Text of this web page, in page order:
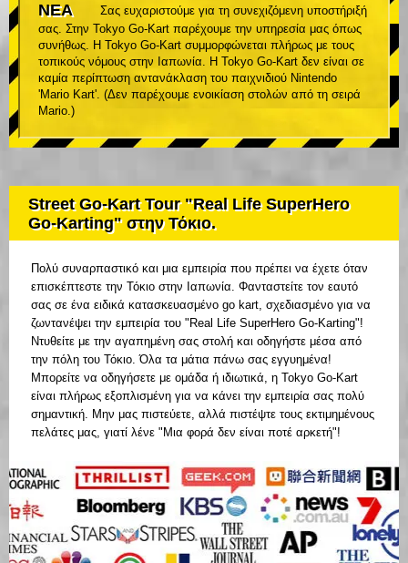
ΝΕΑ
Σας ευχαριστούμε για τη συνεχιζόμενη υποστήριξή
σας. Στην Tokyo Go-Kart παρέχουμε την υπηρεσία μας όπως
συνήθως. Η Tokyo Go-Kart συμμορφώνεται πλήρως με τους
τοπικούς νόμους στην Ιαπωνία. Η Tokyo Go-Kart δεν είναι σε
καμία περίπτωση αντανάκλαση του παιχνιδιού Nintendo
'Mario Kart'. (Δεν παρέχουμε ενοικίαση στολών από τη σειρά
Mario.)
Street Go-Kart Tour "Real Life SuperHero
Go-Karting" στην Τόκιο.
Πολύ συναρπαστικό και μια εμπειρία που πρέπει να έχετε όταν
επισκέπτεστε την Τόκιο στην Ιαπωνία. Φανταστείτε τον εαυτό
σας σε ένα ειδικά κατασκευασμένο go kart, σχεδιασμένο για να
ζωντανέψει την εμπειρία του "Real Life SuperHero Go-Karting"!
Ντυθείτε με την αγαπημένη σας στολή και οδηγήστε μέσα από
την πόλη του Τόκιο. Όλα τα μάτια πάνω σας εγγυημένα!
Μπορείτε να οδηγήσετε με ομάδα ή ιδιωτικά, η Tokyo Go-Kart
είναι πλήρως εξοπλισμένη για να κάνει την εμπειρία σας πολύ
σημαντική. Μην μας πιστεύετε, αλλά πιστέψτε τους εκτιμημένους
πελάτες μας, γιατί λένε "Μια φορά δεν είναι ποτέ αρκετή"!